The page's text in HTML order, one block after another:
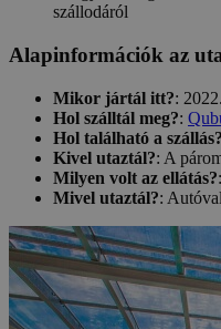
Alapinformációk az
Mikor jártál itt?:
Hol szálltál meg?:
Hol található a szállás?
Kivel utaztál?: A
Milyen volt az ellátás?
Mivel utaztál?: Autóval